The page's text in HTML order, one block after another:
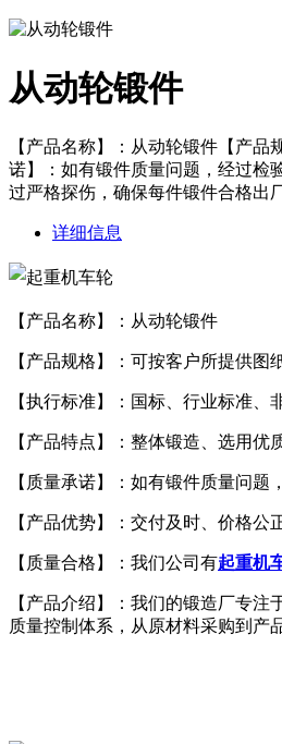
从动轮锻件
【产品名称】：从动轮锻件【产
诺】：如有锻件质量问题，经过检
过严格探伤，确保每件锻件合格出
详细信息
【产品名称】：从动轮锻件
【产品规格】：可按客户所提供图
【执行标准】：国标、行业标准、
【产品特点】：整体锻造、选用优
【质量承诺】：如有锻件质量问题
【产品优势】：交付及时、价格公
【质量合格】：我们公司有起重机
【产品介绍】：我们的锻造厂专注
质量控制体系，从原材料采购到产